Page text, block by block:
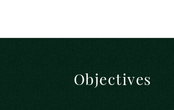
Objectives